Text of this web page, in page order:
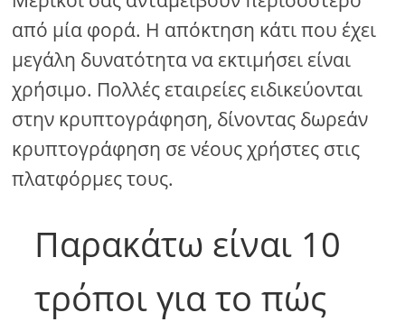
από μία φορά. Η απόκτηση κάτι που έχει
μεγάλη δυνατότητα να εκτιμήσει είναι
χρήσιμο. Πολλές εταιρείες ειδικεύονται
στην κρυπτογράφηση, δίνοντας δωρεάν
κρυπτογράφηση σε νέους χρήστες στις
πλατφόρμες τους.
Παρακάτω είναι 10
τρόποι για το πώς